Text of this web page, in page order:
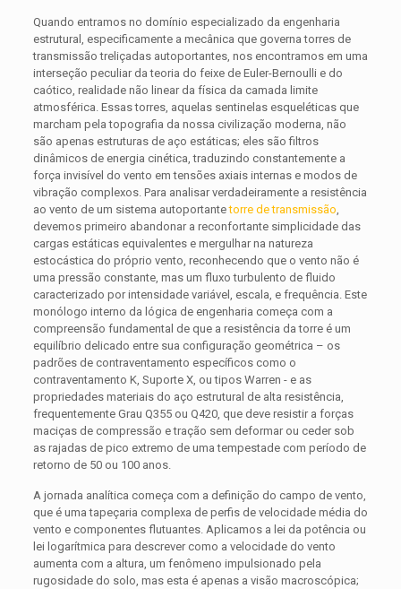
Quando entramos no domínio especializado da engenharia
estrutural, especificamente a mecânica que governa torres de
transmissão treliçadas autoportantes, nos encontramos em uma
interseção peculiar da teoria do feixe de Euler-Bernoulli e do
caótico, realidade não linear da física da camada limite
atmosférica. Essas torres, aquelas sentinelas esqueléticas que
marcham pela topografia da nossa civilização moderna, não
são apenas estruturas de aço estáticas; eles são filtros
dinâmicos de energia cinética, traduzindo constantemente a
força invisível do vento em tensões axiais internas e modos de
vibração complexos. Para analisar verdadeiramente a resistência
ao vento de um sistema autoportantetorre de transmissão,
devemos primeiro abandonar a reconfortante simplicidade das
cargas estáticas equivalentes e mergulhar na natureza
estocástica do próprio vento, reconhecendo que o vento não é
uma pressão constante, mas um fluxo turbulento de fluido
caracterizado por intensidade variável, escala, e frequência. Este
monólogo interno da lógica de engenharia começa com a
compreensão fundamental de que a resistência da torre é um
equilíbrio delicado entre sua configuração geométrica – os
padrões de contraventamento específicos como o
contraventamento K, Suporte X, ou tipos Warren - e as
propriedades materiais do aço estrutural de alta resistência,
frequentemente Grau Q355 ou Q420, que deve resistir a forças
maciças de compressão e tração sem deformar ou ceder sob
as rajadas de pico extremo de uma tempestade com período de
retorno de 50 ou 100 anos.
A jornada analítica começa com a definição do campo de vento,
que é uma tapeçaria complexa de perfis de velocidade média do
vento e componentes flutuantes. Aplicamos a lei da potência ou
lei logarítmica para descrever como a velocidade do vento
aumenta com a altura, um fenômeno impulsionado pela
rugosidade do solo, mas esta é apenas a visão macroscópica;